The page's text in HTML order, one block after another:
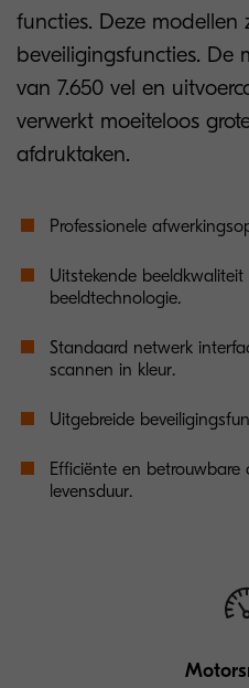
functies. Deze modellen
beveiligingsfuncties. De
van 7.650 vel en
verwerkt moeiteloos
afdruktaken.
Professionele
Uitstekende
beeldtechnologie.
Standaard netwerk
scannen in kleur.
Uitgebreide
Efficiënte en
levensduur.